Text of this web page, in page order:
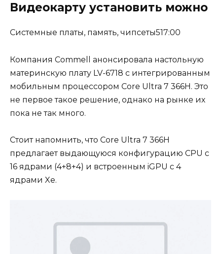
Видеокарту установить можно
Системные платы, память, чипсеты517:00
Компания Commell анонсировала настольную
материнскую плату LV-6718 с интегрированным
мобильным процессором Core Ultra 7 366H. Это
не первое такое решение, однако на рынке их
пока не так много.
Стоит напомнить, что Core Ultra 7 366H
предлагает выдающуюся конфигурацию CPU с
16 ядрами (4+8+4) и встроенным iGPU с 4
ядрами Xe.